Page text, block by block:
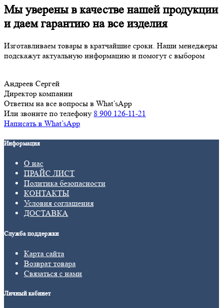
Мы уверены в качестве нашей продукции
и даем гарантию на все изделия
Изготавливаем товары в кратчайшие сроки. Наши менеджеры
подскажут актуальную информацию и помогут с выбором
Андреев Сергей
Директор компании
Ответим на все вопросы в What’sApp
Или звоните по телефону 8 900 126-11-21
Написать в What’sApp
Информация
О нас
ПРАЙС ЛИСТ
Политика безопасности
КОНТАКТЫ
Условия соглашения
ДОСТАВКА
Служба поддержки
Карта сайта
Возврат товара
Связаться с нами
Личный кабинет